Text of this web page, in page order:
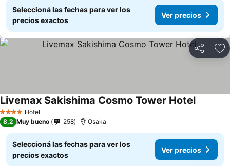
Seleccioná las fechas para ver los
precios exactos
Ver precios
Compartir
4 EstrellasHotel
Livemax Sakishima Cosmo Tower Hotel
8,2 Muy bueno 258 Osaka
Seleccioná las fechas para ver los
precios exactos
Ver precios